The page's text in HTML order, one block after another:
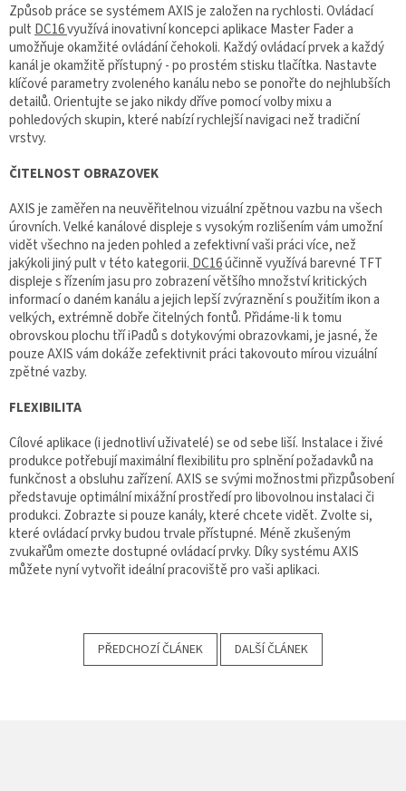
Způsob práce se systémem AXIS je založen na rychlosti. Ovládací
pult DC16využívá inovativní koncepci aplikace Master Fader a
umožňuje okamžité ovládání čehokoli. Každý ovládací prvek a každý
kanál je okamžitě přístupný - po prostém stisku tlačítka. Nastavte
klíčové parametry zvoleného kanálu nebo se ponořte do nejhlubších
detailů. Orientujte se jako nikdy dříve pomocí volby mixu a
pohledových skupin, které nabízí rychlejší navigaci než tradiční
vrstvy.
ČITELNOST OBRAZOVEK
AXIS je zaměřen na neuvěřitelnou vizuální zpětnou vazbu na všech
úrovních. Velké kanálové displeje s vysokým rozlišením vám umožní
vidět všechno na jeden pohled a zefektivní vaši práci více, než
jakýkoli jiný pult v této kategorii. DC16účinně využívá barevné TFT
displeje s řízením jasu pro zobrazení většího množství kritických
informací o daném kanálu a jejich lepší zvýraznění s použitím ikon a
velkých, extrémně dobře čitelných fontů. Přidáme-li k tomu
obrovskou plochu tří iPadů s dotykovými obrazovkami, je jasné, že
pouze AXIS vám dokáže zefektivnit práci takovouto mírou vizuální
zpětné vazby.
FLEXIBILITA
Cílové aplikace (i jednotliví uživatelé) se od sebe liší. Instalace i živé
produkce potřebují maximální flexibilitu pro splnění požadavků na
funkčnost a obsluhu zařízení. AXIS se svými možnostmi přizpůsobení
představuje optimální mixážní prostředí pro libovolnou instalaci či
produkci. Zobrazte si pouze kanály, které chcete vidět. Zvolte si,
které ovládací prvky budou trvale přístupné. Méně zkušeným
zvukařům omezte dostupné ovládací prvky. Díky systému AXIS
můžete nyní vytvořit ideální pracoviště pro vaši aplikaci.
PŘEDCHOZÍ ČLÁNEK DALŠÍ ČLÁNEK